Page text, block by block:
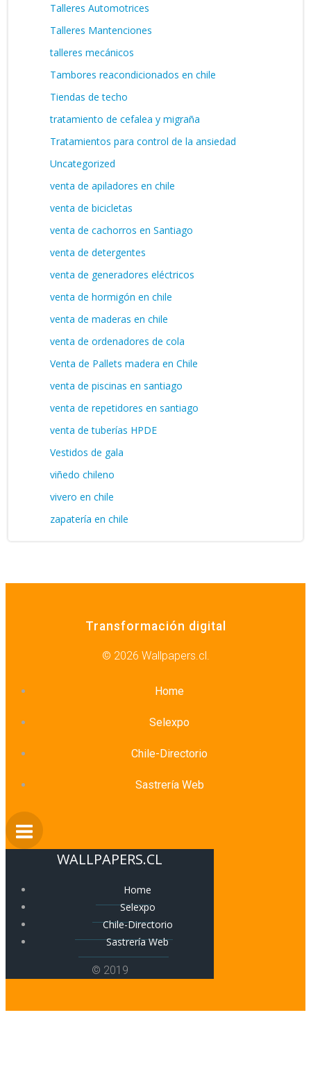
Talleres Automotrices
Talleres Mantenciones
talleres mecánicos
Tambores reacondicionados en chile
Tiendas de techo
tratamiento de cefalea y migraña
Tratamientos para control de la ansiedad
Uncategorized
venta de apiladores en chile
venta de bicicletas
venta de cachorros en Santiago
venta de detergentes
venta de generadores eléctricos
venta de hormigón en chile
venta de maderas en chile
venta de ordenadores de cola
Venta de Pallets madera en Chile
venta de piscinas en santiago
venta de repetidores en santiago
venta de tuberías HPDE
Vestidos de gala
viñedo chileno
vivero en chile
zapatería en chile
Transformación digital
© 2026 Wallpapers.cl.
Home
Selexpo
Chile-Directorio
Sastrería Web
WALLPAPERS.CL
Home
Selexpo
Chile-Directorio
Sastrería Web
© 2019